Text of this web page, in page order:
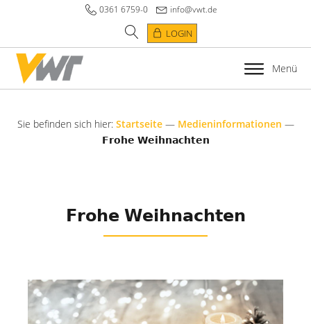
0361 6759-0 info@vwt.de
LOGIN
Menü
Sie befinden sich hier: Startseite— Medieninformationen —
𝗙𝗿𝗼𝗵𝗲 𝗪𝗲𝗶𝗵𝗻𝗮𝗰𝗵𝘁𝗲𝗻
𝗙𝗿𝗼𝗵𝗲 𝗪𝗲𝗶𝗵𝗻𝗮𝗰𝗵𝘁𝗲𝗻